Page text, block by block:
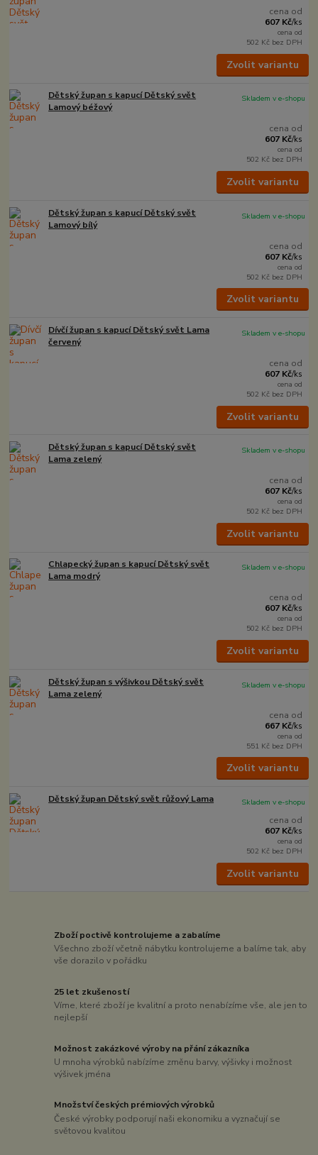
cena od
607 Kč/ks
cena od
502 Kč bez DPH
Zvolit variantu
Dětský župan s kapucí Dětský svět
Lamový béžový
cena od
607 Kč/ks
cena od
502 Kč bez DPH
Skladem v e-shopu
Zvolit variantu
Dětský župan s kapucí Dětský svět
Lamový bílý
cena od
607 Kč/ks
cena od
502 Kč bez DPH
Skladem v e-shopu
Zvolit variantu
Dívčí župan s kapucí Dětský svět Lama
červený
cena od
607 Kč/ks
cena od
502 Kč bez DPH
Skladem v e-shopu
Zvolit variantu
Dětský župan s kapucí Dětský svět
Lama zelený
cena od
607 Kč/ks
cena od
502 Kč bez DPH
Skladem v e-shopu
Zvolit variantu
Chlapecký župan s kapucí Dětský svět
Lama modrý
cena od
607 Kč/ks
cena od
502 Kč bez DPH
Skladem v e-shopu
Zvolit variantu
Dětský župan s výšivkou Dětský svět
Lama zelený
cena od
667 Kč/ks
cena od
551 Kč bez DPH
Skladem v e-shopu
Zvolit variantu
Dětský župan Dětský svět růžový Lama
cena od
607 Kč/ks
cena od
502 Kč bez DPH
Skladem v e-shopu
Zvolit variantu
Zboží poctivě kontrolujeme a zabalíme
Všechno zboží včetně nábytku kontrolujeme a balíme tak, aby
vše dorazilo v pořádku
25 let zkušeností
Víme, které zboží je kvalitní a proto nenabízíme vše, ale jen to
nejlepší
Možnost zakázkové výroby na přání zákazníka
U mnoha výrobků nabízíme změnu barvy, výšivky i možnost
výšivek jména
Množství českých prémiových výrobků
České výrobky podporují naši ekonomiku a vyznačují se
světovou kvalitou